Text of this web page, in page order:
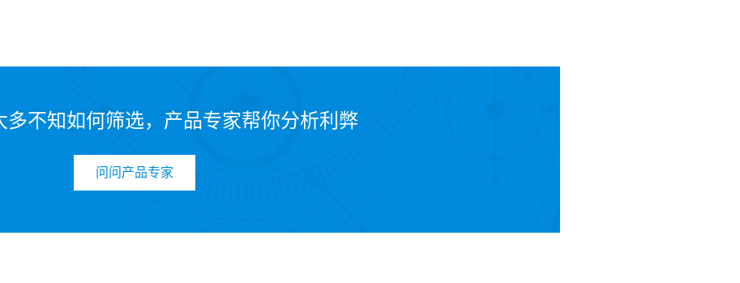
多不知如何筛选，产品专家帮你分析利弊
问问产品专家